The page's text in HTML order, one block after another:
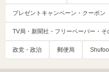
プレゼントキャンペーン・クーポン
TV局・新聞社・フリーペーパー・そ
政党・政治 郵便局